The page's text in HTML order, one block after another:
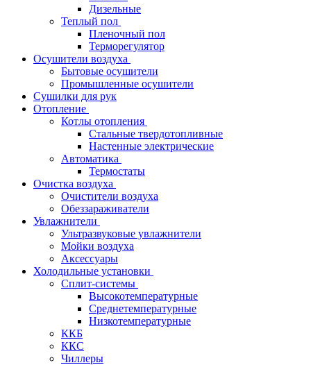
Дизельные
Теплый пол
Пленочный пол
Терморегулятор
Осушители воздуха
Бытовые осушители
Промышленные осушители
Сушилки для рук
Отопление
Котлы отопления
Стальные твердотопливные
Настенные электрические
Автоматика
Термостаты
Очистка воздуха
Очистители воздуха
Обеззараживатели
Увлажнители
Ультразвуковые увлажнители
Мойки воздуха
Аксессуары
Холодильные установки
Сплит-системы
Высокотемпературные
Среднетемпературные
Низкотемпературные
ККБ
ККС
Чиллеры